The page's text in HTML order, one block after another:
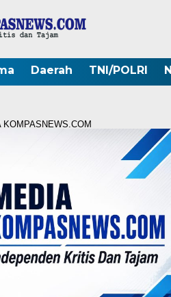
Daerah TNI/POLRI
KOMPASNEWS.COM